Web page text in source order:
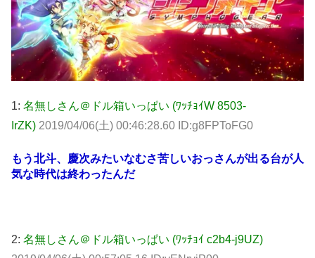
1: 名無しさん＠ドル箱いっぱい (ﾜｯﾁｮｲW 8503-
IrZK) 2019/04/06(土) 00:46:28.60 ID:g8FPToFG0
もう北斗、慶次みたいなむさ苦しいおっさんが出る台が人
気な時代は終わったんだ
2: 名無しさん＠ドル箱いっぱい (ﾜｯﾁｮｲ c2b4-j9UZ)